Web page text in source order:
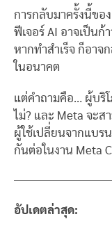
การกลับมาครั้งนี้ขอ
ฟีเจอร์ AI อาจเป็น
หากทำสำเร็จ ก็อาจ
ในอนาคต
แต่คำถามคือ… ผู้บริ
ไม่? และ Meta จะส
ผู้ใช้เปลี่ยนจากแบร
กันต่อในงาน Meta
อัปเดตล่าสุด: